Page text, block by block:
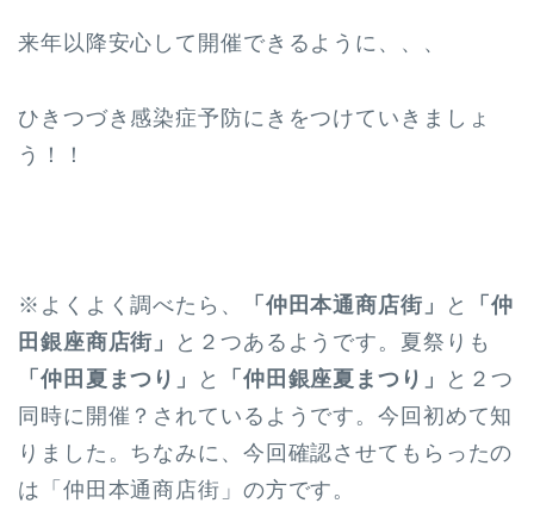
来年以降安心して開催できるように、、、
ひきつづき感染症予防にきをつけていきましょ
う！！
※よくよく調べたら、 「仲田本通商店街」 と
「仲
田銀座商店街」
と２つあるようです。夏祭りも
「仲田夏まつり」
と 「仲田銀座夏まつり」
と２つ
同時に開催？されているようです。今回初めて知
りました。ちなみに、今回確認させてもらったの
は「仲田本通商店街」の方です。